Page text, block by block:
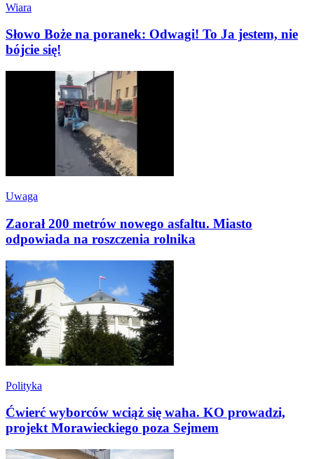
Wiara
Słowo Boże na poranek: Odwagi! To Ja jestem, nie
bójcie się!
Uwaga
Zaorał 200 metrów nowego asfaltu. Miasto
odpowiada na roszczenia rolnika
Polityka
Ćwierć wyborców wciąż się waha. KO prowadzi,
projekt Morawieckiego poza Sejmem